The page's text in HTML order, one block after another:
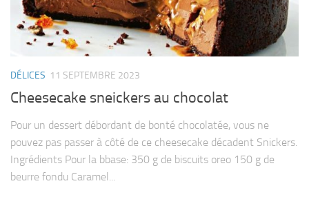
DÉLICES 11 SEPTEMBRE 2023
Cheesecake sneickers au chocolat
Pour un dessert débordant de bonté chocolatée, vous ne
pouvez pas passer à côté de ce cheesecake décadent Snickers.
Ingrédients Pour la bbase: 350 g de biscuits oreo 150 g de
beurre fondu Caramel...